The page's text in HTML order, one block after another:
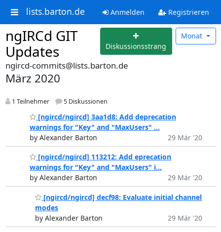
lists.barton.de Anmelden Registrieren
ngIRCd GIT
Updates
Diskussionsstrang
Monat
ngircd-commits@lists.barton.de
März 2020
1 Teilnehmer 5 Diskussionen
[ngircd/ngircd] 3aa1d8: Add deprecation
warnings for "Key" and "MaxUsers" ...
by Alexander Barton
29 Mär '20
[ngircd/ngircd] 113212: Add eprecation
warnings for "Key" and "MaxUsers" i...
by Alexander Barton
29 Mär '20
[ngircd/ngircd] decf98: Evaluate initial channel
modes
by Alexander Barton
29 Mär '20